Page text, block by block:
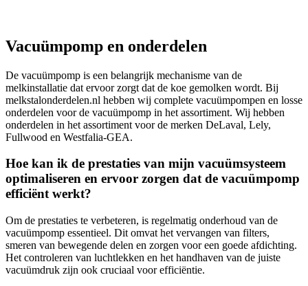
Vacuümpomp en onderdelen
De vacuümpomp is een belangrijk mechanisme van de
melkinstallatie dat ervoor zorgt dat de koe gemolken wordt. Bij
melkstalonderdelen.nl hebben wij complete vacuümpompen en losse
onderdelen voor de vacuümpomp in het assortiment. Wij hebben
onderdelen in het assortiment voor de merken DeLaval, Lely,
Fullwood en Westfalia-GEA.
Hoe kan ik de prestaties van mijn vacuümsysteem
optimaliseren en ervoor zorgen dat de vacuümpomp
efficiënt werkt?
Om de prestaties te verbeteren, is regelmatig onderhoud van de
vacuümpomp essentieel. Dit omvat het vervangen van filters,
smeren van bewegende delen en zorgen voor een goede afdichting.
Het controleren van luchtlekken en het handhaven van de juiste
vacuümdruk zijn ook cruciaal voor efficiëntie.